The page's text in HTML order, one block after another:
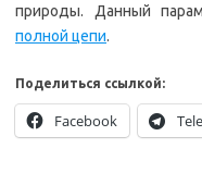
природы. Данный
полной цепи.
Поделиться ссылкой:
Facebook